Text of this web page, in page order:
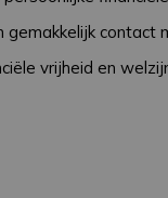
contact
vrijheid en